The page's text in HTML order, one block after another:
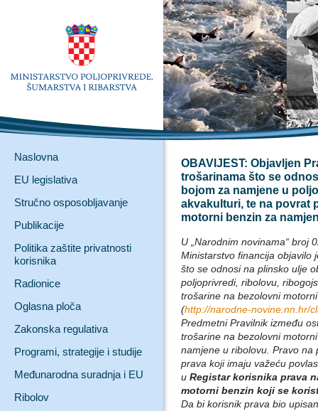
Naslovna
EU legislativa
Stručno osposobljavanje
Publikacije
Politika zaštite privatnosti
korisnika
Radionice
Oglasna ploča
Zakonska regulativa
Programi, strategije i studije
Međunarodna suradnja i EU
Ribolov
OBAVIJEST: Objavljen
trošarinama što se
bojom za namjene u
akvakulturi, te na povrat
motorni benzin za
U „Narodnim novinama“ broj
Ministarstvo financija objavilo
što se odnosi na plinsko ulje
poljoprivredi, ribolovu,
trošarine na bezolovni
(http://narodne-novine.nn.hr/
Predmetni Pravilnik između
trošarine na bezolovni
namjene u ribolovu. Pravo na
prava koji imaju važeću
u Registar korisnika prava
motorni benzin koji se
Da bi korisnik prava bio